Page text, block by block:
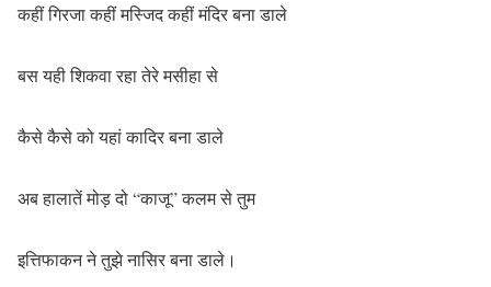
कहीं गिरजा कहीं मस्जिद कहीं मंदिर बना डाले
बस यही शिकवा रहा तेरे मसीहा से
कैसे कैसे को यहां कादिर बना डाले
अब हालातें मोड़ दो “काजू” कलम से तुम
इत्तिफाकन ने तुझे नासिर बना डाले।